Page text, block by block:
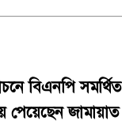
বিএনপি
জামায়াত